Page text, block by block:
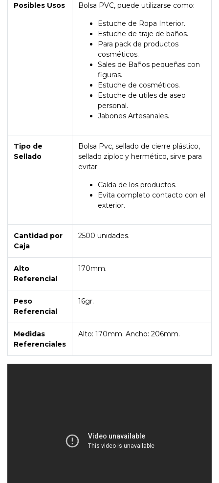
Posibles Usos Bolsa PVC, puede utilizarse como:
Estuche de Ropa Interior.
Estuche de traje de baños.
Para pack de productos
cosméticos.
Sales de Baños pequeñas con
figuras.
Estuche de cosméticos.
Estuche de utiles de aseo
personal.
Jabones Artesanales.
Tipo de
Sellado
Bolsa Pvc, sellado de cierre plástico,
sellado ziploc y hermético, sirve para
evitar:
Caída de los productos.
Evita completo contacto con el
exterior.
Cantidad por
Caja
2500 unidades.
Alto
Referencial
170mm.
Peso
Referencial
16gr.
Medidas
Referenciales
Alto: 170mm. Ancho: 206mm.